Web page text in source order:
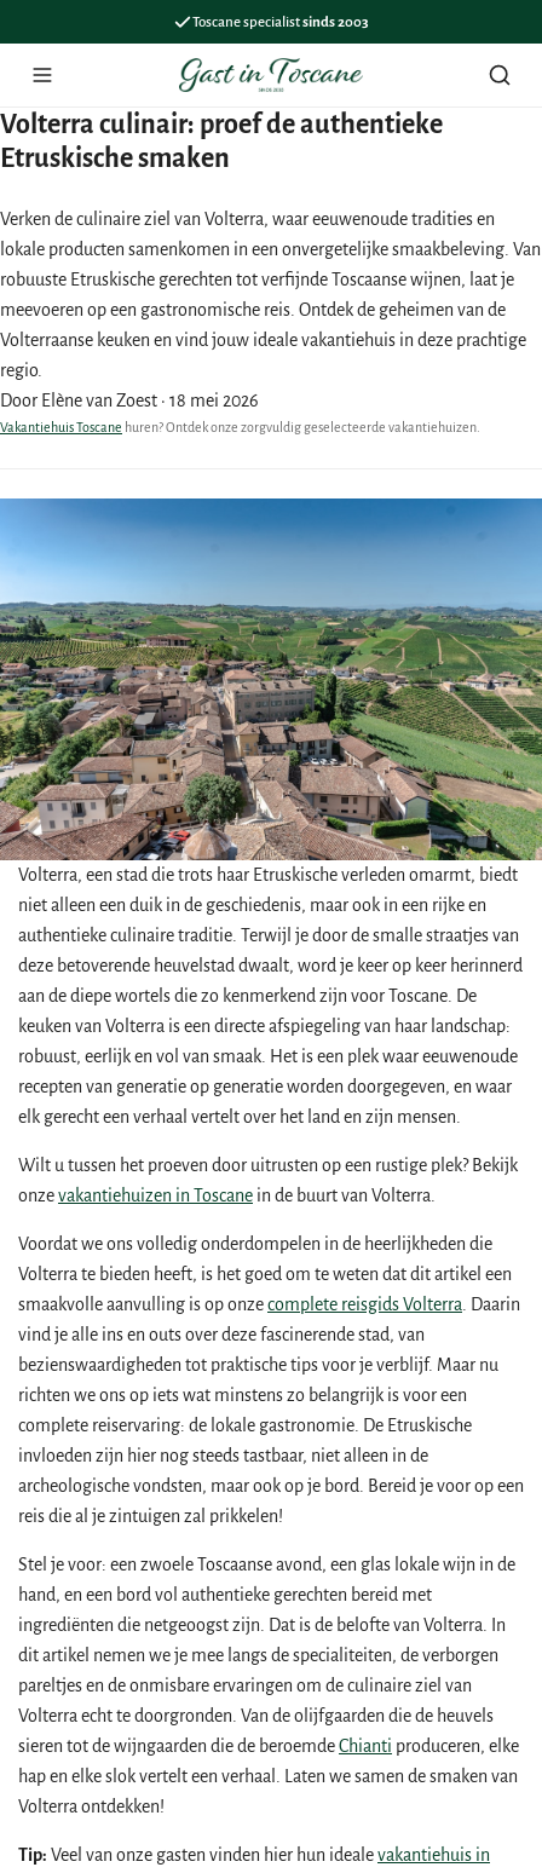
Toscane specialistsinds 2003
Menu
Volterra culinair: proef de authentieke
Etruskische smaken
Verken de culinaire ziel van Volterra, waar eeuwenoude tradities en
lokale producten samenkomen in een onvergetelijke smaakbeleving. Van
robuuste Etruskische gerechten tot verfijnde Toscaanse wijnen, laat je
meevoeren op een gastronomische reis. Ontdek de geheimen van de
Volterraanse keuken en vind jouw ideale vakantiehuis in deze prachtige
regio.
Door Elène van Zoest · 18 mei 2026
Vakantiehuis Toscane huren? Ontdek onze zorgvuldig geselecteerde vakantiehuizen.
Volterra, een stad die trots haar Etruskische verleden omarmt, biedt
niet alleen een duik in de geschiedenis, maar ook in een rijke en
authentieke culinaire traditie. Terwijl je door de smalle straatjes van
deze betoverende heuvelstad dwaalt, word je keer op keer herinnerd
aan de diepe wortels die zo kenmerkend zijn voor Toscane. De
keuken van Volterra is een directe afspiegeling van haar landschap:
robuust, eerlijk en vol van smaak. Het is een plek waar eeuwenoude
recepten van generatie op generatie worden doorgegeven, en waar
elk gerecht een verhaal vertelt over het land en zijn mensen.
Wilt u tussen het proeven door uitrusten op een rustige plek? Bekijk
onzevakantiehuizen in Toscane in de buurt van Volterra.
Voordat we ons volledig onderdompelen in de heerlijkheden die
Volterra te bieden heeft, is het goed om te weten dat dit artikel een
smaakvolle aanvulling is op onzecomplete reisgids Volterra . Daarin
vind je alle ins en outs over deze fascinerende stad, van
bezienswaardigheden tot praktische tips voor je verblijf. Maar nu
richten we ons op iets wat minstens zo belangrijk is voor een
complete reiservaring: de lokale gastronomie. De Etruskische
invloeden zijn hier nog steeds tastbaar, niet alleen in de
archeologische vondsten, maar ook op je bord. Bereid je voor op een
reis die al je zintuigen zal prikkelen!
Stel je voor: een zwoele Toscaanse avond, een glas lokale wijn in de
hand, en een bord vol authentieke gerechten bereid met
ingrediënten die netgeoogst zijn. Dat is de belofte van Volterra. In
dit artikel nemen we je mee langs de specialiteiten, de verborgen
pareltjes en de onmisbare ervaringen om de culinaire ziel van
Volterra echt te doorgronden. Van de olijfgaarden die de heuvels
sieren tot de wijngaarden die de beroemdeChianti produceren, elke
hap en elke slok vertelt een verhaal. Laten we samen de smaken van
Volterra ontdekken!
Tip: Veel van onze gasten vinden hier hun idealevakantiehuis in